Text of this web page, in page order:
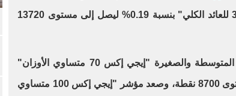
وقفز مؤشر "إيجي إكس 30 للعائد الكلي" بنسبة 0.19% ليصل إلى مستوى 13720
كما ارتفع مؤشر الشركات المتوسطة والصغيرة "إيجي إكس 70 متساوي الأوزان"
بنسبة 0.9% ليصل إلى مستوى 8700 نقطة، وصعد مؤشر "إيجي إكس 100 متساوي